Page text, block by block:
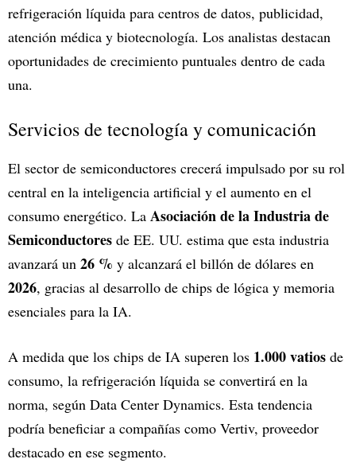
refrigeración líquida para centros de datos, publicidad,
atención médica y biotecnología. Los analistas destacan
oportunidades de crecimiento puntuales dentro de cada
una.
Servicios de tecnología y comunicación
El sector de semiconductores crecerá impulsado por su rol
central en la inteligencia artificial y el aumento en el
consumo energético. La Asociación de la Industria de
Semiconductores de EE. UU. estima que esta industria
avanzará un 26 % y alcanzará el billón de dólares en
2026, gracias al desarrollo de chips de lógica y memoria
esenciales para la IA.
A medida que los chips de IA superen los 1.000 vatios de
consumo, la refrigeración líquida se convertirá en la
norma, según Data Center Dynamics. Esta tendencia
podría beneficiar a compañías como Vertiv, proveedor
destacado en ese segmento.